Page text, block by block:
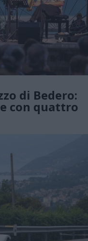
di Bedero:
con quattro